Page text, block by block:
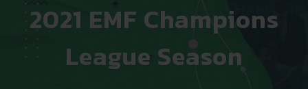
2021 EMF Champions
League Season